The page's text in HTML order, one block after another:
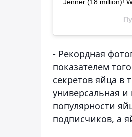
Jenner (18 million)!
- Рекордная
показателем
секретов яйца в
универсальная
популярности
подписчиков, а